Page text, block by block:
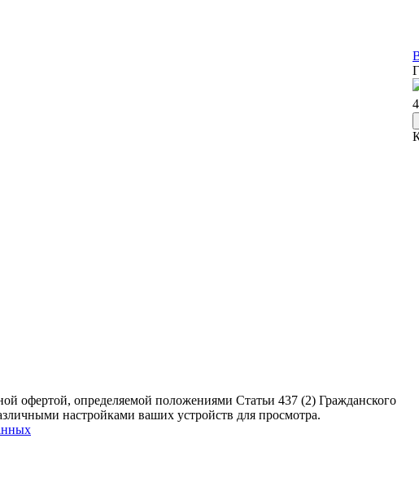
офертой, определяемой положениями Статьи 437 (2) Гражданского
настройками ваших устройств для просмотра.